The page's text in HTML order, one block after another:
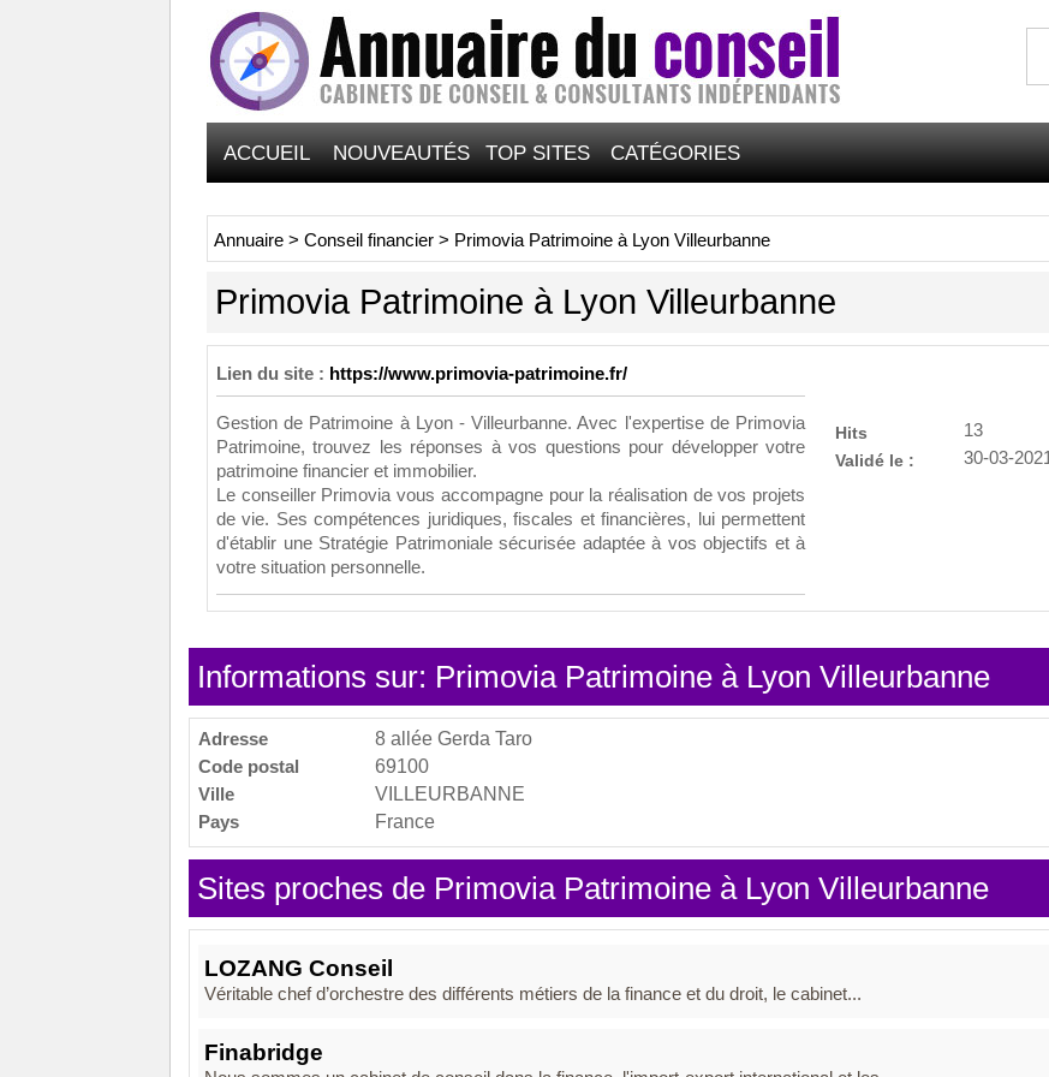
ACCUEIL NOUVEAUTÉS TOP SITES CATÉGORIES
Annuaire > Conseil financier > Primovia Patrimoine à Lyon Villeurbanne
Primovia Patrimoine à Lyon Villeurbanne
Lien du site : https://www.primovia-patrimoine.fr/
Gestion de Patrimoine à Lyon - Villeurbanne. Avec l'expertise de Primovia
Patrimoine, trouvez les réponses à vos questions pour développer votre
patrimoine financier et immobilier.
Le conseiller Primovia vous accompagne pour la réalisation de vos projets
de vie. Ses compétences juridiques, fiscales et financières, lui permettent
d'établir une Stratégie Patrimoniale sécurisée adaptée à vos objectifs et à
votre situation personnelle.
Hits
13
Validé le :
30-03-2021
Informations sur: Primovia Patrimoine à Lyon Villeurbanne
Adresse
8 allée Gerda Taro
Code postal
69100
Ville
VILLEURBANNE
Pays
France
Sites proches de Primovia Patrimoine à Lyon Villeurbanne
LOZANG Conseil
Véritable chef d’orchestre des différents métiers de la finance et du droit, le cabinet...
Finabridge